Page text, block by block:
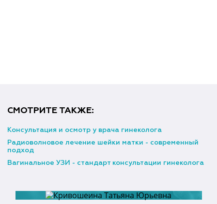
СМОТРИТЕ ТАКЖЕ:
Консультация и осмотр у врача гинеколога
Радиоволновое лечение шейки матки - современный
подход
Вагинальное УЗИ - стандарт консультации гинеколога